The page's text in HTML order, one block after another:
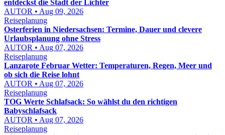
entdeckst die Stadt der Lichter
AUTOR • Aug 09, 2026
Reiseplanung
Osterferien in Niedersachsen: Termine, Dauer und clevere
Urlaubsplanung ohne Stress
AUTOR • Aug 07, 2026
Reiseplanung
Lanzarote Februar Wetter: Temperaturen, Regen, Meer und
ob sich die Reise lohnt
AUTOR • Aug 07, 2026
Reiseplanung
TOG Werte Schlafsack: So wählst du den richtigen
Babyschlafsack
AUTOR • Aug 07, 2026
Reiseplanung